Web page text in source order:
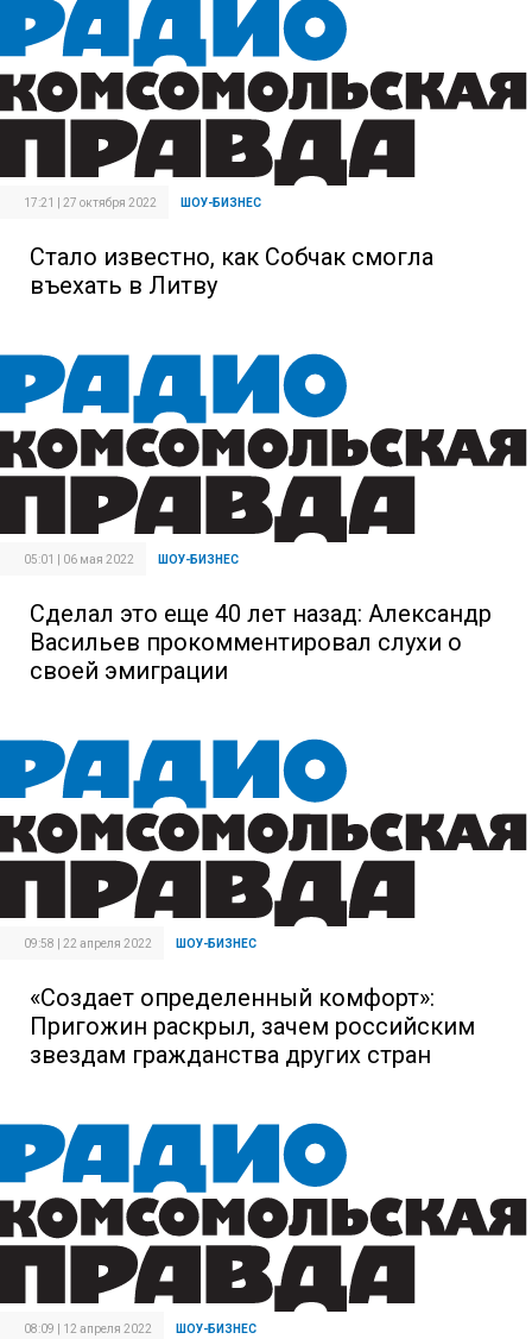
17:21 | 27 октября 2022 ШОУ-БИЗНЕС
Стало известно, как Собчак смогла
въехать в Литву
05:01 | 06 мая 2022 ШОУ-БИЗНЕС
Сделал это еще 40 лет назад: Александр
Васильев прокомментировал слухи о
своей эмиграции
09:58 | 22 апреля 2022 ШОУ-БИЗНЕС
«Создает определенный комфорт»:
Пригожин раскрыл, зачем российским
звездам гражданства других стран
08:09 | 12 апреля 2022 ШОУ-БИЗНЕС